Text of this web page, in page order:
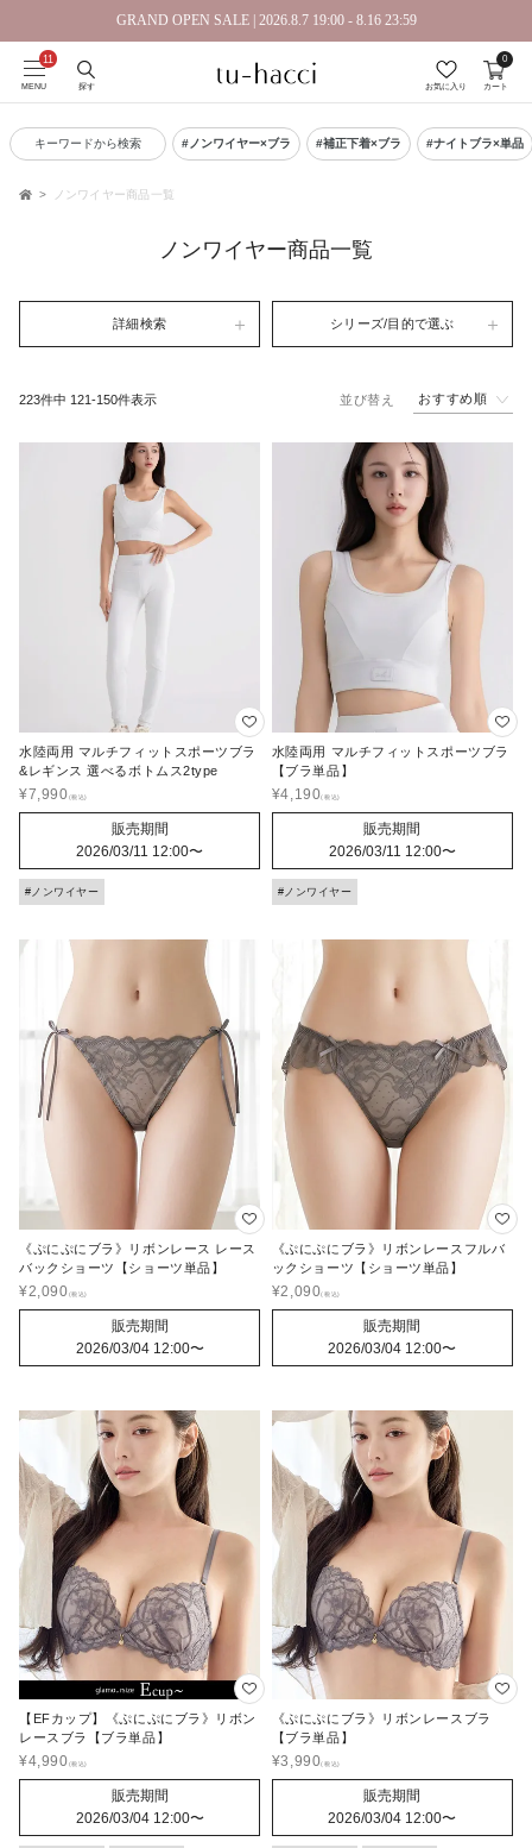
GRAND OPEN SALE | 2026.8.7 19:00 - 8.16 23:59
会員登録で今すぐ使えるポイントプレゼント！
MENU 探す お気に入り カート
0
キーワードから検索 #ノンワイヤー×ブラ #補正下着×ブラ #ナイトブラ×単品
ノンワイヤー商品一覧
ノンワイヤー商品一覧
詳細検索 シリーズ/目的で選ぶ
並び替え おすすめ順
223件中 121-150件表示
水陸両用 マルチフィットスポーツブラ
&レギンス 選べるボトムス2type
¥7,990
販売期間
2026/03/11 12:00〜
#ノンワイヤー
水陸両用 マルチフィットスポーツブラ
【ブラ単品】
¥4,190
販売期間
2026/03/11 12:00〜
#ノンワイヤー
《ぷにぷにブラ》リボンレース レース
バックショーツ【ショーツ単品】
¥2,090
販売期間
2026/03/04 12:00〜
《ぷにぷにブラ》リボンレースフルバ
ックショーツ【ショーツ単品】
¥2,090
販売期間
2026/03/04 12:00〜
【EFカップ】《ぷにぷにブラ》リボン
レースブラ【ブラ単品】
¥4,990
販売期間
2026/03/04 12:00〜
《ぷにぷにブラ》リボンレースブラ
【ブラ単品】
¥3,990
販売期間
2026/03/04 12:00〜